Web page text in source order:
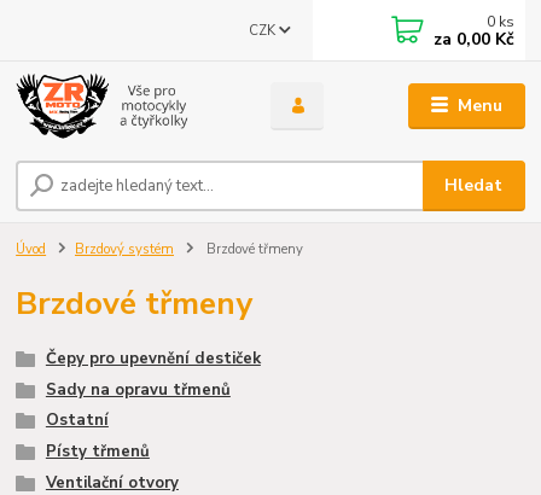
Menu
CZK
Hledat
0 ks
za 0,00 Kč
Úvod Brzdový systém Brzdové třmeny
Brzdové třmeny
Čepy pro upevnění destiček
Sady na opravu třmenů
Ostatní
Písty třmenů
Ventilační otvory